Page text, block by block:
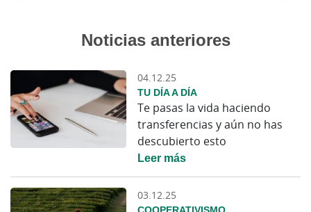
Noticias anteriores
04.12.25
TU DÍA A DÍA
Te pasas la vida haciendo
transferencias y aún no has
descubierto esto
Leer más
03.12.25